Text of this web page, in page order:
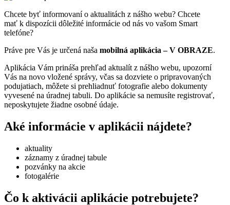
Chcete byť informovaní o aktualitách z nášho webu? Chcete
mať k dispozícii dôležité informácie od nás vo vašom Smart
telefóne?
Práve pre Vás je určená naša mobilná aplikácia – V OBRAZE.
Aplikácia Vám prináša prehľad aktualít z nášho webu, upozorní
Vás na novo vložené správy, včas sa dozviete o pripravovaných
podujatiach, môžete si prehliadnuť fotografie alebo dokumenty
vyvesené na úradnej tabuli. Do aplikácie sa nemusíte registrovať,
neposkytujete žiadne osobné údaje.
Aké informácie v aplikácii nájdete?
aktuality
záznamy z úradnej tabule
pozvánky na akcie
fotogalérie
Čo k aktivácii aplikácie potrebujete?